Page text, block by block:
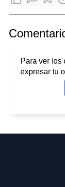
Para ver los
expresar tu